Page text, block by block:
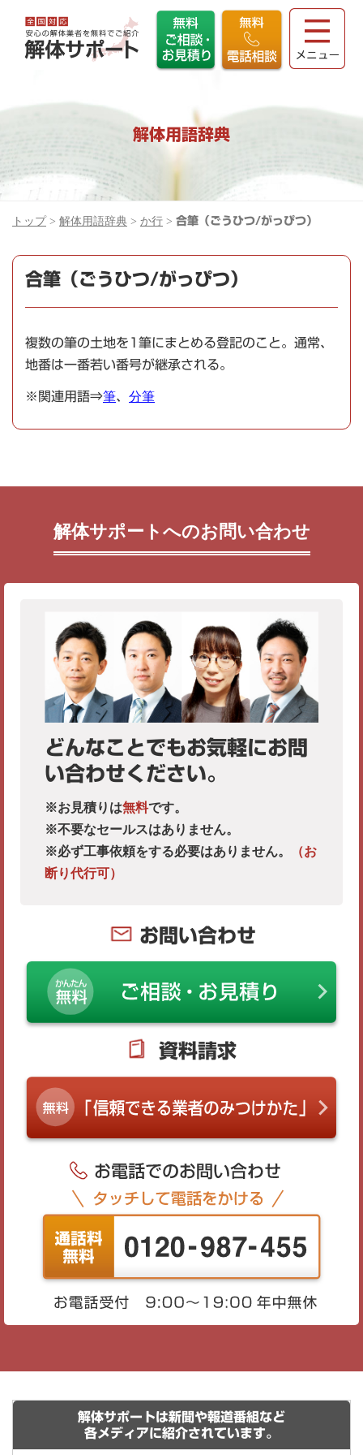
解体用語辞典
トップ > 解体用語辞典 > か行 > 合筆（ごうひつ/がっぴつ）
合筆（ごうひつ/がっぴつ）
複数の筆の土地を1筆にまとめる登記のこと。通常、
地番は一番若い番号が継承される。
※関連用語⇒筆、 分筆
解体サポートへのお問い合わせ
どんなことでもお気軽にお問
い合わせください。
※お見積りは無料です。
※不要なセールスはありません。
※必ず工事依頼をする必要はありません。
（お
断り代行可）
お問い合わせ
資料請求
解体サポートは新聞や報道番組など
各メディアに紹介されています。